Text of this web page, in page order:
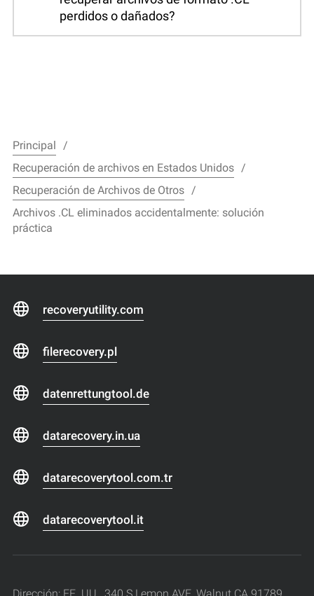
perdidos o dañados?
Principal
Recuperación de archivos en Estados Unidos
Recuperación de Archivos de Otros
Archivos .CL eliminados accidentalmente: solución
práctica
recoveryutility.com
filerecovery.pl
datenrettungtool.de
datarecovery.in.ua
datarecoverytool.com.tr
datarecoverytool.it
Dirección: EE. UU., 340 S Lemon AVE, Walnut CA 91789